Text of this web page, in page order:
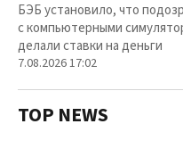
БЭБ установило, что
с компьютерными
делали ставки на деньги
7.08.2026 17:02
TOP NEWS